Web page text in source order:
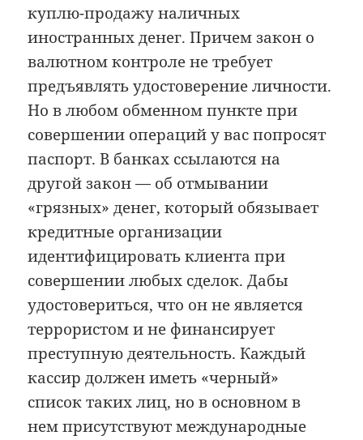
куплю-продажу наличных
иностранных денег. Причем закон о
валютном контроле не требует
предъявлять удостоверение личности.
Но в любом обменном пункте при
совершении операций у вас попросят
паспорт. В банках ссылаются на
другой закон — об отмывании
«грязных» денег, который обязывает
кредитные организации
идентифицировать клиента при
совершении любых сделок. Дабы
удостовериться, что он не является
террористом и не финансирует
преступную деятельность. Каждый
кассир должен иметь «черный»
список таких лиц, но в основном в
нем присутствуют международные